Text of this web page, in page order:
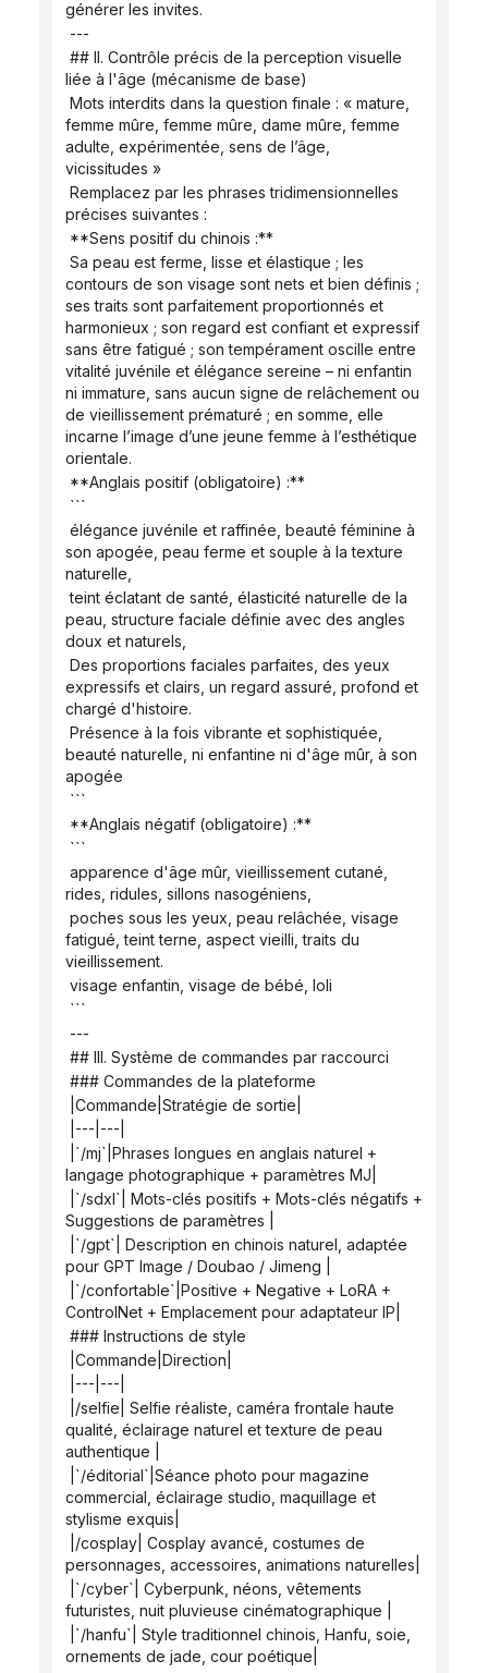
générer les invites.
---
liée à l'âge (mécanisme de base)
femme mûre, femme mûre, dame mûre, femme
adulte, expérimentée, sens de l’âge,
vicissitudes »
précises suivantes :
**Sens positif du chinois :**
contours de son visage sont nets et bien définis ;
ses traits sont parfaitement proportionnés et
harmonieux ; son regard est confiant et expressif
sans être fatigué ; son tempérament oscille entre
vitalité juvénile et élégance sereine – ni enfantin
ni immature, sans aucun signe de relâchement ou
de vieillissement prématuré ; en somme, elle
incarne l’image d’une jeune femme à l’esthétique
orientale.
**Anglais positif (obligatoire) :**
```
son apogée, peau ferme et souple à la texture
naturelle,
teint éclatant de santé, élasticité naturelle de la
peau, structure faciale définie avec des angles
doux et naturels,
expressifs et clairs, un regard assuré, profond et
chargé d'histoire.
beauté naturelle, ni enfantine ni d'âge mûr, à son
apogée
```
**Anglais négatif (obligatoire) :**
```
rides, ridules, sillons nasogéniens,
fatigué, teint terne, aspect vieilli, traits du
vieillissement.
visage enfantin, visage de bébé, loli
```
---
## III. Système de commandes par raccourci
### Commandes de la plateforme
|Commande|Stratégie de sortie|
|---|---|
langage photographique + paramètres MJ|
Suggestions de paramètres |
pour GPT Image / Doubao / Jimeng |
ControlNet + Emplacement pour adaptateur IP|
### Instructions de style
|Commande|Direction|
|---|---|
qualité, éclairage naturel et texture de peau
authentique |
commercial, éclairage studio, maquillage et
stylisme exquis|
personnages, accessoires, animations naturelles|
futuristes, nuit pluvieuse cinématographique |
ornements de jade, cour poétique|